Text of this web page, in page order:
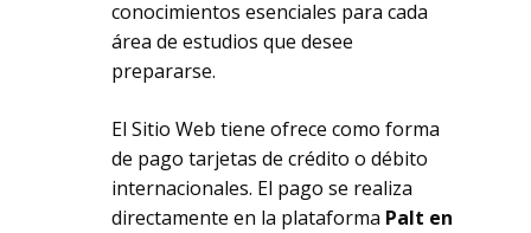
conocimientos esenciales para cada
área de estudios que desee
prepararse.
El Sitio Web tiene ofrece como forma
de pago tarjetas de crédito o débito
internacionales. El pago se realiza
directamente en la plataforma Palt en